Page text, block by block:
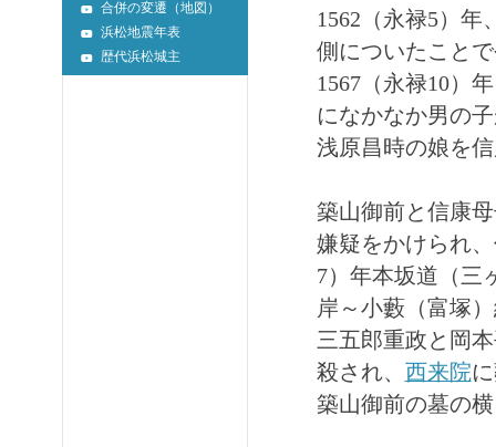
合併の変遷（地図）
浜松地震年表
歴代浜松城主
1562（永禄5）
側についたこと
1567（永禄10）
になかなか男の
浅原昌時の娘を
築山御前と信康
嫌疑をかけられ
7）年本坂道（三
岸～小藪（富塚
三五郎重政と岡
殺され、 西来院
築山御前の墓の